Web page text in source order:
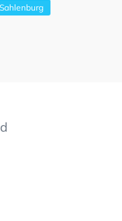
Sahlenburg